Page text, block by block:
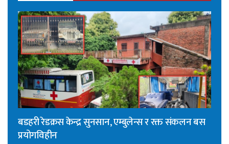
बडहरी रेडक्रस केन्द्र सुनसान, एम्बुलेन्स र रक्त संकलन बस
प्रयोगविहीन